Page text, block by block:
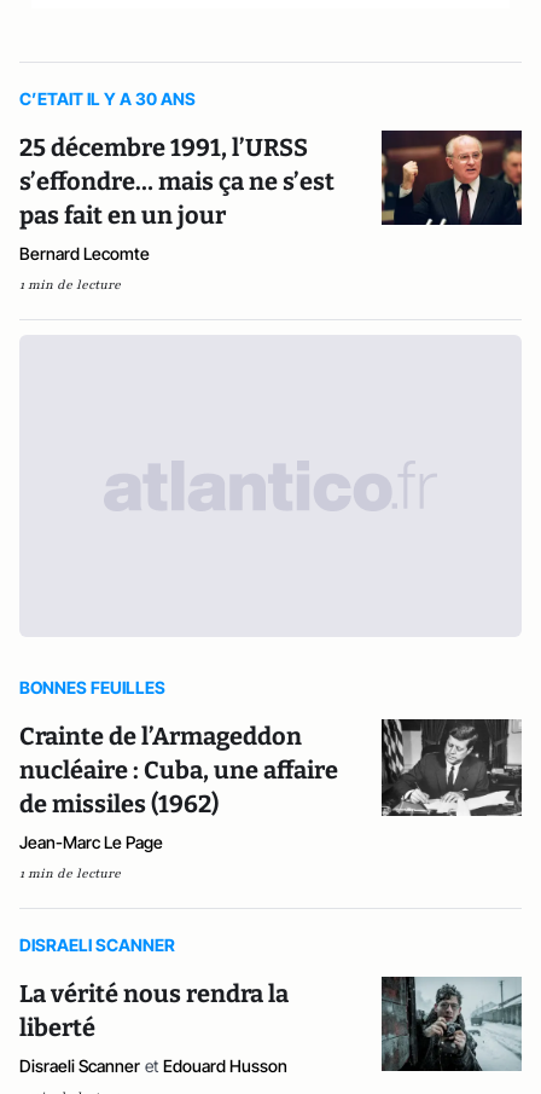
C’ETAIT IL Y A 30 ANS
25 décembre 1991, l’URSS
s’effondre… mais ça ne s’est
pas fait en un jour
Bernard Lecomte
1 min de lecture
BONNES FEUILLES
Crainte de l’Armageddon
nucléaire : Cuba, une affaire
de missiles (1962)
Jean-Marc Le Page
1 min de lecture
DISRAELI SCANNER
La vérité nous rendra la
liberté
Disraeli Scanner et Edouard Husson